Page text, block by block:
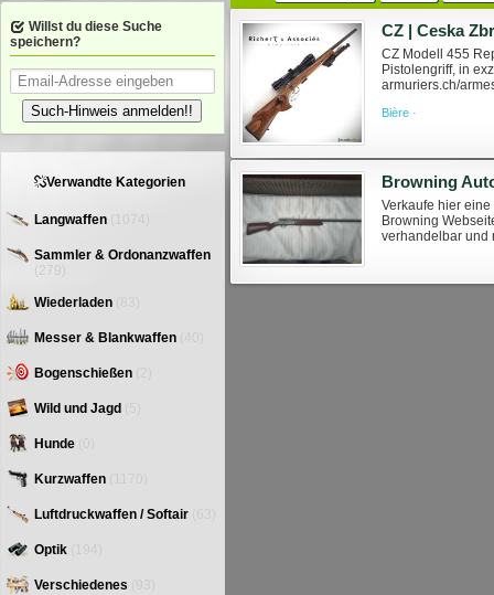
CZ | Ceska
CZ Modell 455
Pistolengriff, in
armuriers.ch/
Bière ·
Browning
Verkaufe hier
Browning
verhandelbar und
Willst du diese Suche
speichern?
Such-Hinweis anmelden!!
Verwandte Kategorien
Langwaffen
Sammler & Ordonanzwaffen
(279)
Wiederladen
Messer & Blankwaffen
Bogenschießen
Wild und Jagd
Hunde
Kurzwaffen
Luftdruckwaffen / Softair
Optik
Verschiedenes